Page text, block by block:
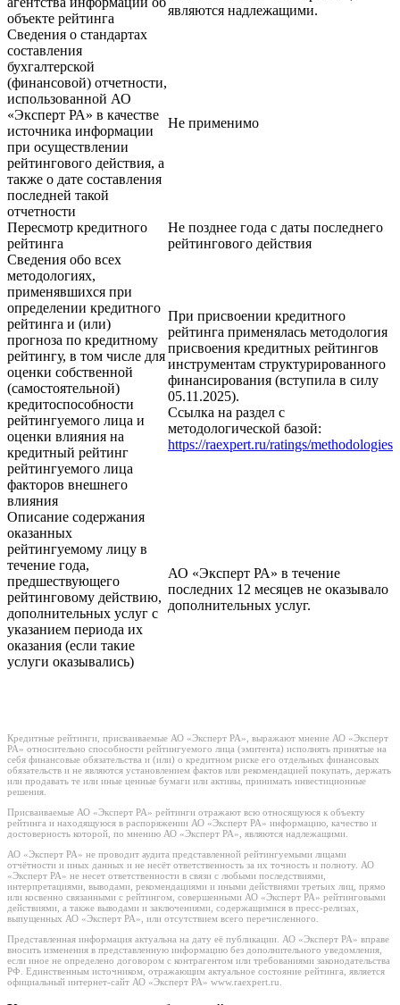
объекте рейтинга
являются надлежащими.
Сведения о стандартах
составления
бухгалтерской
(финансовой) отчетности,
использованной АО
«Эксперт РА» в качестве
источника информации
при осуществлении
рейтингового действия, а
также о дате составления
последней такой
отчетности
Не применимо
Пересмотр кредитного
рейтинга
Не позднее года с даты последнего
рейтингового действия
Сведения обо всех
методологиях,
применявшихся при
определении кредитного
рейтинга и (или)
прогноза по кредитному
рейтингу, в том числе для
оценки собственной
(самостоятельной)
кредитоспособности
рейтингуемого лица и
оценки влияния на
кредитный рейтинг
рейтингуемого лица
факторов внешнего
влияния
При присвоении кредитного
рейтинга применялась методология
присвоения кредитных рейтингов
инструментам структурированного
финансирования (вступила в силу
05.11.2025).
Ссылка на раздел с
методологической базой:
https://raexpert.ru/ratings/methodologies
Описание содержания
оказанных
рейтингуемому лицу в
течение года,
предшествующего
рейтинговому действию,
дополнительных услуг с
указанием периода их
оказания (если такие
услуги оказывались)
АО «Эксперт РА» в течение
последних 12 месяцев не оказывало
дополнительных услуг.
Кредитные рейтинги, присваиваемые АО «Эксперт РА», выражают мнение АО «Эксперт
РА» относительно способности рейтингуемого лица (эмитента) исполнять принятые на
себя финансовые обязательства и (или) о кредитном риске его отдельных финансовых
обязательств и не являются установлением фактов или рекомендацией покупать, держать
или продавать те или иные ценные бумаги или активы, принимать инвестиционные
решения.
Присваиваемые АО «Эксперт РА» рейтинги отражают всю относящуюся к объекту
рейтинга и находящуюся в распоряжении АО «Эксперт РА» информацию, качество и
достоверность которой, по мнению АО «Эксперт РА», являются надлежащими.
АО «Эксперт РА» не проводит аудита представленной рейтингуемыми лицами
отчётности и иных данных и не несёт ответственность за их точность и полноту. АО
«Эксперт РА» не несет ответственности в связи с любыми последствиями,
интерпретациями, выводами, рекомендациями и иными действиями третьих лиц, прямо
или косвенно связанными с рейтингом, совершенными АО «Эксперт РА» рейтинговыми
действиями, а также выводами и заключениями, содержащимися в пресс-релизах,
выпущенных АО «Эксперт РА», или отсутствием всего перечисленного.
Представленная информация актуальна на дату её публикации. АО «Эксперт РА» вправе
вносить изменения в представленную информацию без дополнительного уведомления,
если иное не определено договором с контрагентом или требованиями законодательства
РФ. Единственным источником, отражающим актуальное состояние рейтинга, является
официальный интернет-сайт АО «Эксперт РА» www.raexpert.ru.